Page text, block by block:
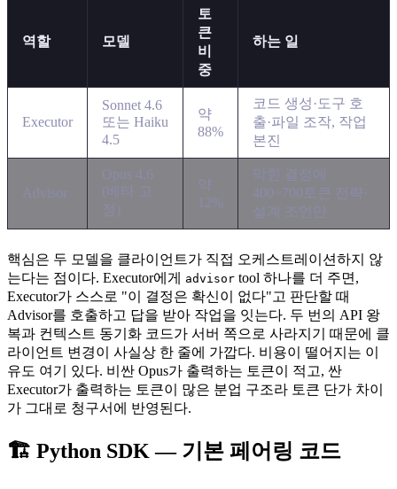
역할 모델
토
큰
비
중
하는 일
Executor
Sonnet 4.6
또는 Haiku
4.5
약
88%
코드 생성·도구 호
출·파일 조작, 작업
본진
Advisor
Opus 4.6
(베타 고
정)
약
12%
막힌 결정에
400~700토큰 전략·
설계 조언만
핵심은 두 모델을 클라이언트가 직접 오케스트레이션하지 않
는다는 점이다. Executor에게
advisor tool 하나를 더 주면,
Executor가 스스로 "이 결정은 확신이 없다"고 판단할 때
Advisor를 호출하고 답을 받아 작업을 잇는다. 두 번의 API 왕
복과 컨텍스트 동기화 코드가 서버 쪽으로 사라지기 때문에 클
라이언트 변경이 사실상 한 줄에 가깝다. 비용이 떨어지는 이
유도 여기 있다. 비싼 Opus가 출력하는 토큰이 적고, 싼
Executor가 출력하는 토큰이 많은 분업 구조라 토큰 단가 차이
가 그대로 청구서에 반영된다.
🏗 Python SDK — 기본 페어링 코드